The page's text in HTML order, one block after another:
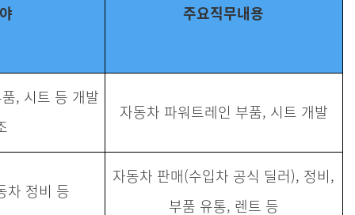
주요직무내용
, 시트 등 개발
자동차 파워트레인 부품, 시트 개발
차 정비 등
자동차 판매(수입차 공식 딜러), 정비,
부품 유통, 렌트 등